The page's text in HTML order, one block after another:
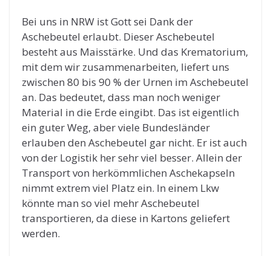
Bei uns in NRW ist Gott sei Dank der
Aschebeutel erlaubt. Dieser Aschebeutel
besteht aus Maisstärke. Und das Krematorium,
mit dem wir zusammenarbeiten, liefert uns
zwischen 80 bis 90 % der Urnen im Aschebeutel
an. Das bedeutet, dass man noch weniger
Material in die Erde eingibt. Das ist eigentlich
ein guter Weg, aber viele Bundesländer
erlauben den Aschebeutel gar nicht. Er ist auch
von der Logistik her sehr viel besser. Allein der
Transport von herkömmlichen Aschekapseln
nimmt extrem viel Platz ein. In einem Lkw
könnte man so viel mehr Aschebeutel
transportieren, da diese in Kartons geliefert
werden.